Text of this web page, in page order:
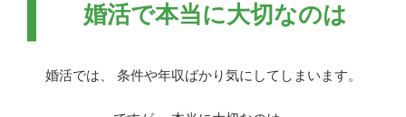
婚活で本当に大切なのは
婚活では、 条件や年収ばかり気にしてしまいます。